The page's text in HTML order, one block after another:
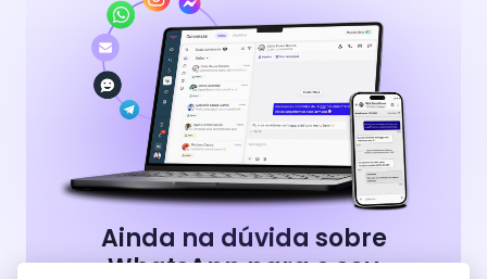
Ainda na dúvida sobre
WhatsApp para o seu